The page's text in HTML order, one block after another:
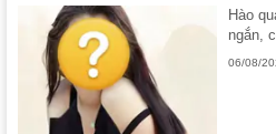
Hào
ngắn,
06/08/